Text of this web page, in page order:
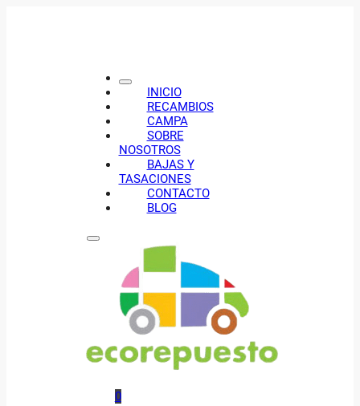
INICIO
RECAMBIOS
CAMPA
SOBRE
NOSOTROS
BAJAS Y
TASACIONES
CONTACTO
BLOG
0